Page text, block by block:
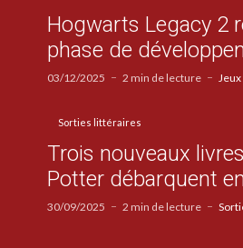
Hogwarts Legacy 2
phase de
03/12/2025 2 min de lecture
Sorties littéraires
Trois nouveaux
Potter débarquent
30/09/2025 2 min de lecture